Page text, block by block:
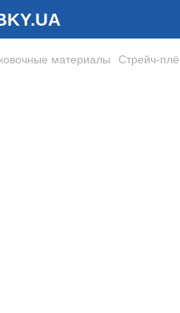
материалы Стрейч-